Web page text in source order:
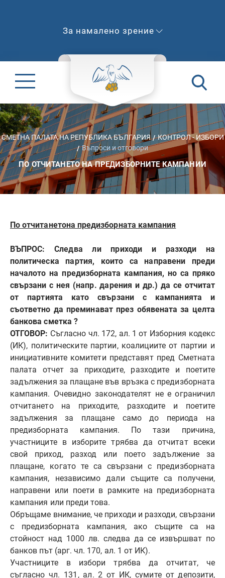
За намалено зрение
СМЕТНА ПАЛАТА НА РЕПУБЛИКА БЪЛГАРИЯ
КОНТРОЛ - ИЗБОРИ
Въпроси и отговори
ПО ОТЧИТАНЕТО НА ПРЕДИЗБОРНИТЕ КАМПАНИИ
По отчитанетона предизборната кампания
ВЪПРОС: Следва ли приходи и разходи на
политическа партия, които са направени преди
началото на предизборната кампания, но са пряко
свързани с нея (напр. дарения и др.) да се отчитат
от партията като свързани с кампанията и
съответно да преминават през обявената за целта
банкова сметка ?
ОТГОВОР: Съгласно чл. 172, ал. 1 от Изборния кодекс
(ИК), политическите партии, коалициите от партии и
инициативните комитети представят пред Сметната
палата отчет за приходите, разходите и поетите
задължения за плащане във връзка с предизборната
кампания. Очевидно законодателят не е ограничил
отчитането на приходите, разходите и поетите
задължения за плащане само до периода на
предизборната кампания. По тази причина,
участниците в изборите трябва да отчитат всеки
свой приход, разход или поето задължение за
плащане, когато те са свързани с предизборната
кампания, независимо дали същите са получени,
направени или поети в рамките на предизборната
кампания или преди това.
Обръщаме внимание, че приходи и разходи, свързани
с предизборната кампания, ако същите са на
стойност над 1000 лв. следва да се извършват по
банков път (арг. чл. 170, ал. 1 от ИК).
Участниците в избори трябва да отчитат, че
съгласно чл. 131, ал. 2 от ИК, сумите от депозити,